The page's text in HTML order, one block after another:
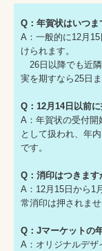
Q：年賀状はいつま
A：一般的に12月
けられます。
26日以降でも近
実を期すなら25日
Q：12月14日以前
A：年賀状の受付開
として扱われ、年
です。
Q：消印はつきます
A：12月15日から1
常消印は押されませ
Q：Jマーケットの
A：オリジナルデザ